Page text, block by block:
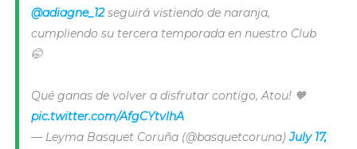
@adiagne_12seguirá vistiendo de naranja,
cumpliendo su tercera temporada en nuestro Club
🤭
Qué ganas de volver a disfrutar contigo, Atou! 🧡
pic.twitter.com/AfgCYtvlhA
— Leyma Basquet Coruña (@basquetcoruna)July 17,